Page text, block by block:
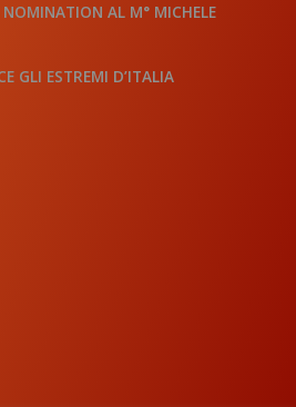
AL M° MICHELE
GLI ESTREMI D’ITALIA